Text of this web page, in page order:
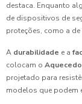
destaca. Enquanto
de dispositivos de
proteções, como a de
A durabilidade e a
colocam o
projetado para
modelos que podem